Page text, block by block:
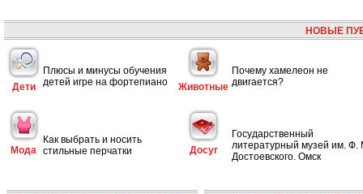
НОВЫЕ
Дети
Плюсы и минусы обучения
детей игре на фортепиано
Животные
Почему хамелеон не
двигается?
Мода
Как выбрать и носить
стильные перчатки
Досуг
Государственный
литературный музей им. Ф.
Достоевского. Омск